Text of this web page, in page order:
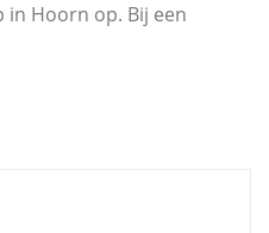
in Hoorn op. Bij een